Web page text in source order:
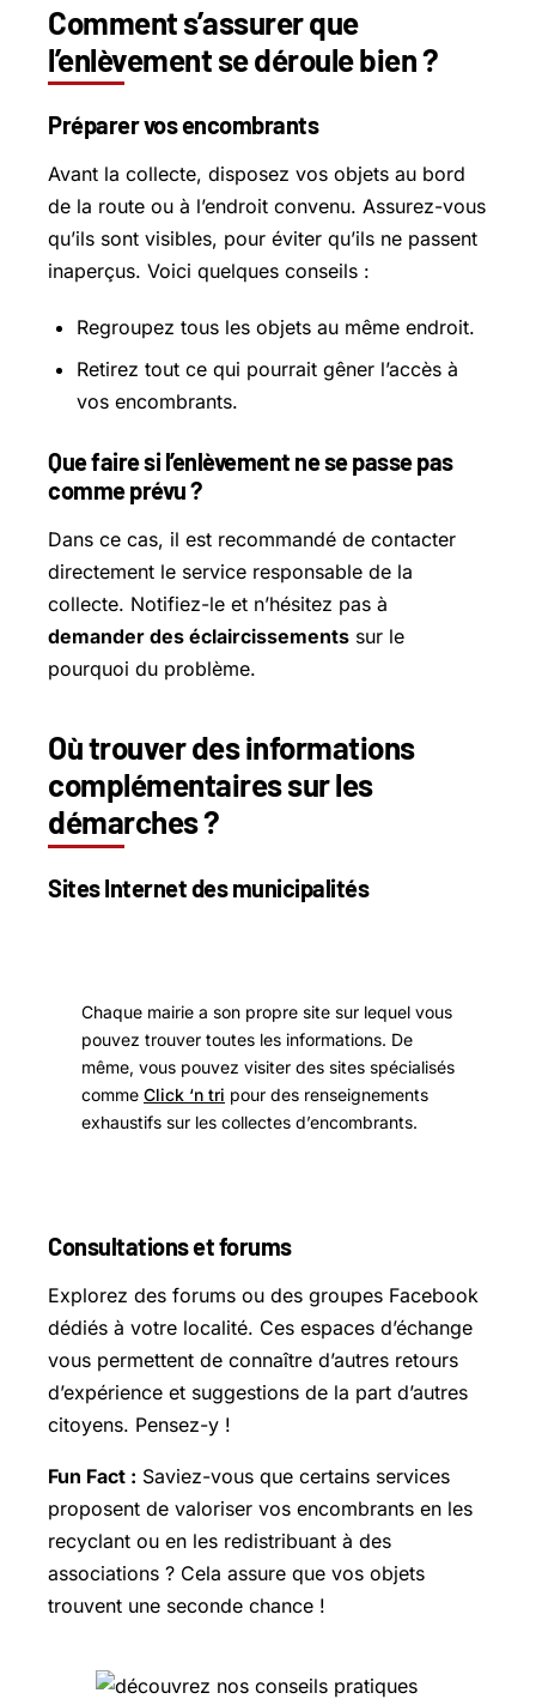
Comment s’assurer que
l’enlèvement se déroule bien ?
Préparer vos encombrants
Avant la collecte, disposez vos objets au bord
de la route ou à l’endroit convenu. Assurez-vous
qu’ils sont visibles, pour éviter qu’ils ne passent
inaperçus. Voici quelques conseils :
Regroupez tous les objets au même endroit.
Retirez tout ce qui pourrait gêner l’accès à
vos encombrants.
Que faire si l’enlèvement ne se passe pas
comme prévu ?
Dans ce cas, il est recommandé de contacter
directement le service responsable de la
collecte. Notifiez-le et n’hésitez pas à
demander des éclaircissements sur le
pourquoi du problème.
Où trouver des informations
complémentaires sur les
démarches ?
Sites Internet des municipalités
Chaque mairie a son propre site sur lequel vous
pouvez trouver toutes les informations. De
même, vous pouvez visiter des sites spécialisés
comme Click ‘n tri pour des renseignements
exhaustifs sur les collectes d’encombrants.
Consultations et forums
Explorez des forums ou des groupes Facebook
dédiés à votre localité. Ces espaces d’échange
vous permettent de connaître d’autres retours
d’expérience et suggestions de la part d’autres
citoyens. Pensez-y !
Fun Fact : Saviez-vous que certains services
proposent de valoriser vos encombrants en les
recyclant ou en les redistribuant à des
associations ? Cela assure que vos objets
trouvent une seconde chance !